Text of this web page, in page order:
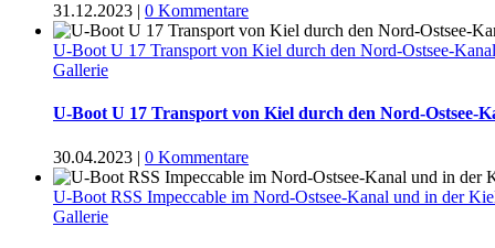
31.12.2023 | 0 Kommentare
U-Boot U 17 Transport von Kiel durch den Nord-Ostsee-Kanal
Gallerie
U-Boot U 17 Transport von Kiel durch den Nord-Ostsee-
30.04.2023 | 0 Kommentare
U-Boot RSS Impeccable im Nord-Ostsee-Kanal und in der
Gallerie